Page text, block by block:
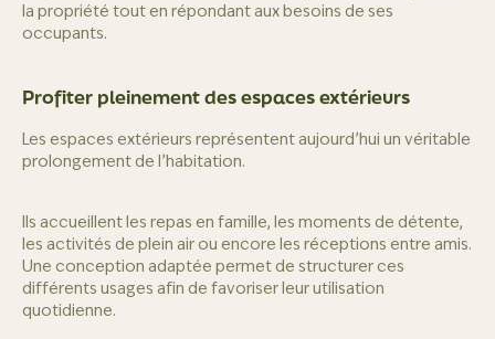
la propriété tout en répondant aux besoins de ses
occupants.
Profiter pleinement des espaces extérieurs
Les espaces extérieurs représentent aujourd’hui un véritable
prolongement de l’habitation.
Ils accueillent les repas en famille, les moments de détente,
les activités de plein air ou encore les réceptions entre amis.
Une conception adaptée permet de structurer ces
différents usages afin de favoriser leur utilisation
quotidienne.